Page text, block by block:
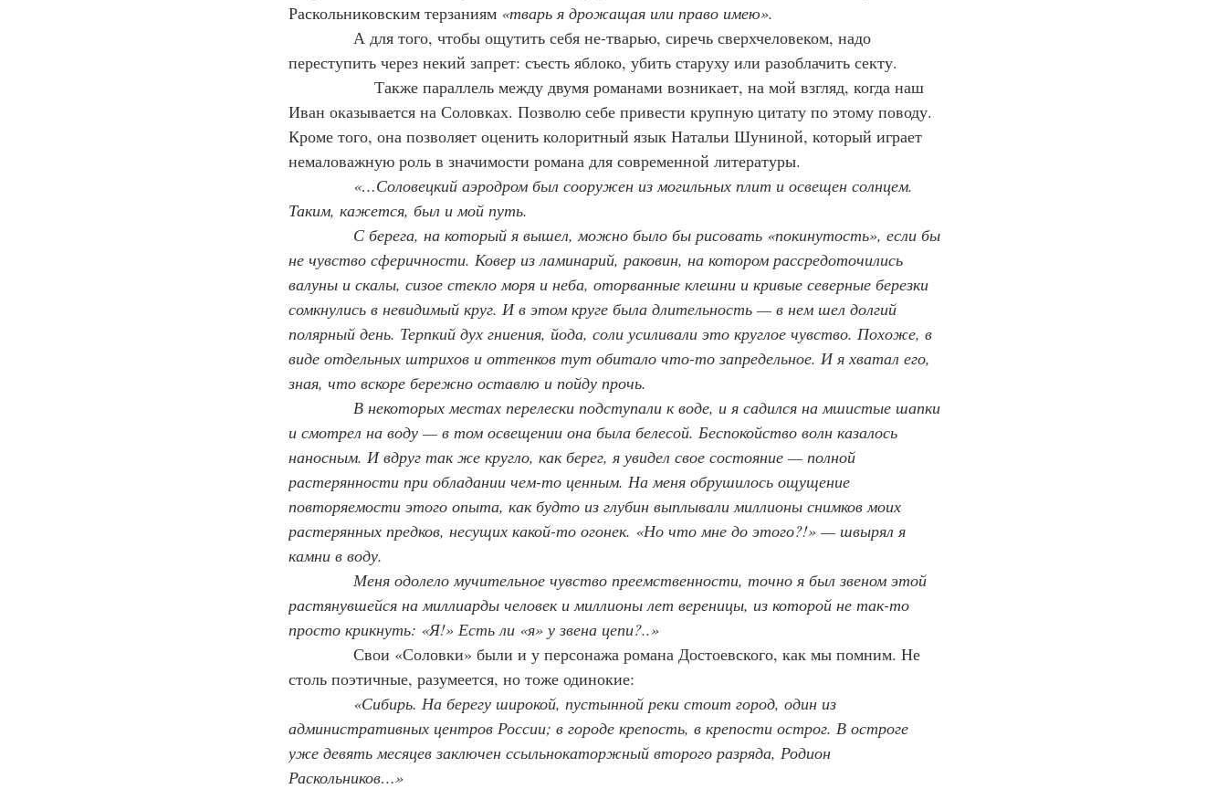
Раскольниковским терзаниям «тварь я дрожащая или право имею».
А для того, чтобы ощутить себя не-тварью, сиречь сверхчеловеком, надо
переступить через некий запрет: съесть яблоко, убить старуху или разоблачить секту.
Также параллель между двумя романами возникает, на мой взгляд, когда наш
Иван оказывается на Соловках. Позволю себе привести крупную цитату по этому поводу.
Кроме того, она позволяет оценить колоритный язык Натальи Шуниной, который играет
немаловажную роль в значимости романа для современной литературы.
«…Соловецкий аэродром был сооружен из могильных плит и освещен солнцем.
Таким, кажется, был и мой путь.
С берега, на который я вышел, можно было бы рисовать «покинутость», если бы
не чувство сферичности. Ковер из ламинарий, раковин, на котором рассредоточились
валуны и скалы, сизое стекло моря и неба, оторванные клешни и кривые северные березки
сомкнулись в невидимый круг. И в этом круге была длительность — в нем шел долгий
полярный день. Терпкий дух гниения, йода, соли усиливали это круглое чувство. Похоже, в
виде отдельных штрихов и оттенков тут обитало что-то запредельное. И я хватал его,
зная, что вскоре бережно оставлю и пойду прочь.
В некоторых местах перелески подступали к воде, и я садился на мшистые шапки
и смотрел на воду — в том освещении она была белесой. Беспокойство волн казалось
наносным. И вдруг так же кругло, как берег, я увидел свое состояние — полной
растерянности при обладании чем-то ценным. На меня обрушилось ощущение
повторяемости этого опыта, как будто из глубин выплывали миллионы снимков моих
растерянных предков, несущих какой-то огонек. «Но что мне до этого?!» — швырял я
камни в воду.
Меня одолело мучительное чувство преемственности, точно я был звеном этой
растянувшейся на миллиарды человек и миллионы лет вереницы, из которой не так-то
просто крикнуть: «Я!» Есть ли «я» у звена цепи?..»
Свои «Соловки» были и у персонажа романа Достоевского, как мы помним. Не
столь поэтичные, разумеется, но тоже одинокие:
«Сибирь. На берегу широкой, пустынной реки стоит город, один из
административных центров России; в городе крепость, в крепости острог. В остроге
уже девять месяцев заключен ссыльнокаторжный второго разряда, Родион
Раскольников…»